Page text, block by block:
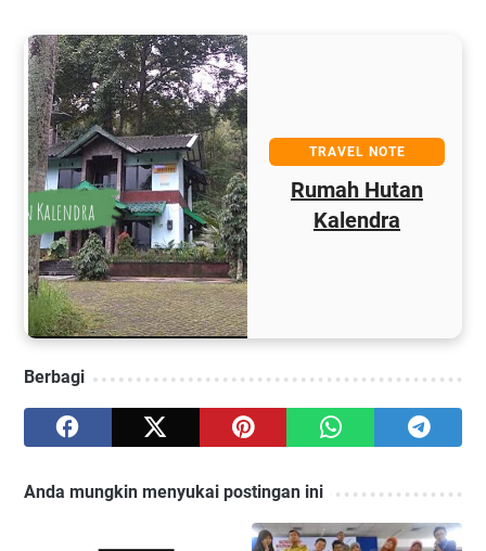
TRAVEL NOTE
Rumah Hutan
Kalendra
Berbagi
Anda mungkin menyukai postingan ini